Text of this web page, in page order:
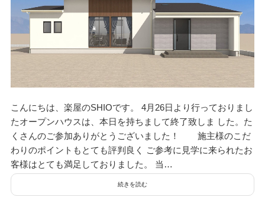
こんにちは、楽屋のSHIOです。 4月26日より行っておりまし
たオープンハウスは、本日を持ちまして終了致しま した。た
くさんのご参加ありがとうございました！ 施主様のこだ
わりのポイントもとても評判良く ご参考に見学に来られたお
客様はとても満足しておりました。 当…
続きを読む